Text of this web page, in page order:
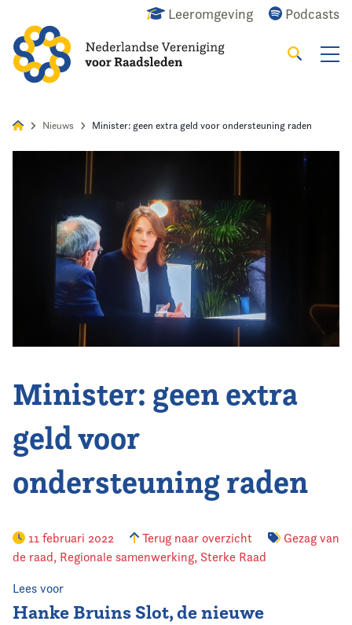
Leeromgeving Podcasts
Zoeken
Agenda
Nieuws
Opleiding
Kennis & Informatie
Vereniging
Contact
Nieuws Minister: geen extra geld voor ondersteuning raden
Minister: geen extra
geld voor
ondersteuning raden
11 februari 2022 Terug naar overzicht
Gezag van
de raad, Regionale samenwerking, Sterke Raad
Lees voor
Hanke Bruins Slot, de nieuwe